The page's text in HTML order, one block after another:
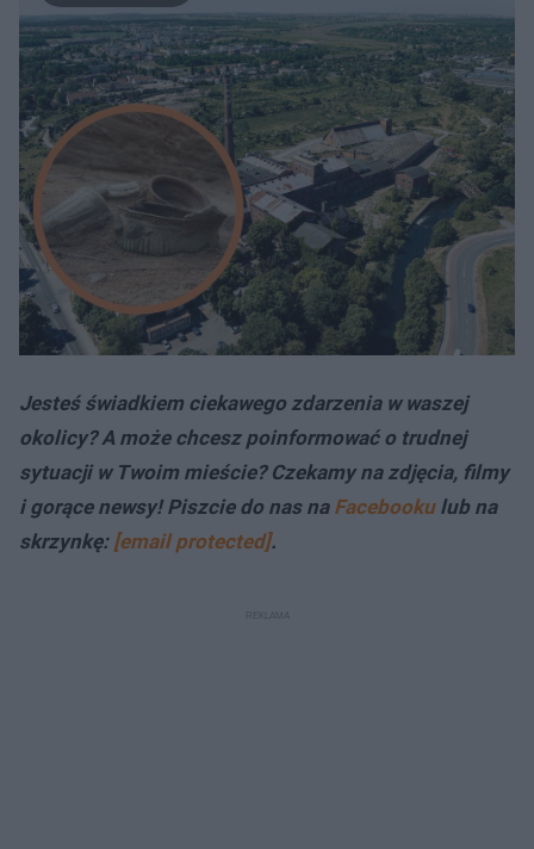
Jesteś świadkiem ciekawego zdarzenia w waszej
okolicy? A może chcesz poinformować o trudnej
sytuacji w Twoim mieście? Czekamy na zdjęcia, filmy
i gorące newsy! Piszcie do nas na Facebookulub na
skrzynkę: [email protected].